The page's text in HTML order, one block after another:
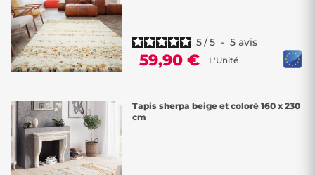
5/5 - 5 avis
59,90 € L'Unité
Tapis sherpa beige et coloré 160 x 230
cm